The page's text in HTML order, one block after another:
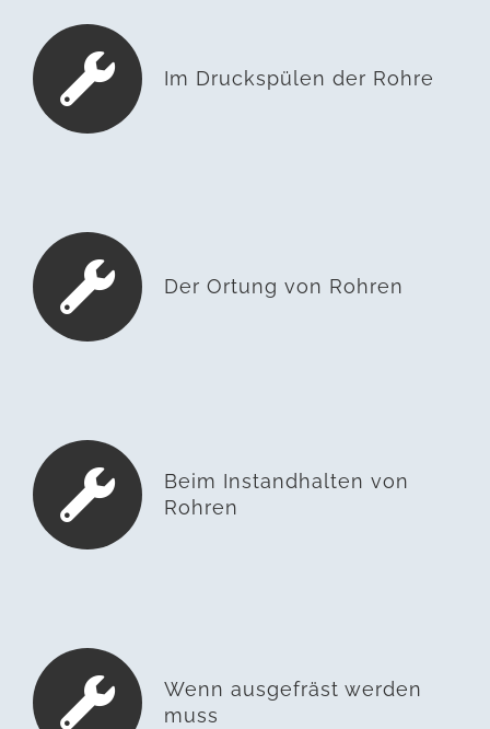
Im Druckspülen der Rohre
Der Ortung von Rohren
Beim Instandhalten von
Rohren
Wenn ausgefräst werden
muss